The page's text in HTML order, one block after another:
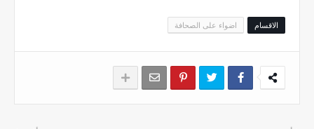
الاقسام اضواء على الصحافة